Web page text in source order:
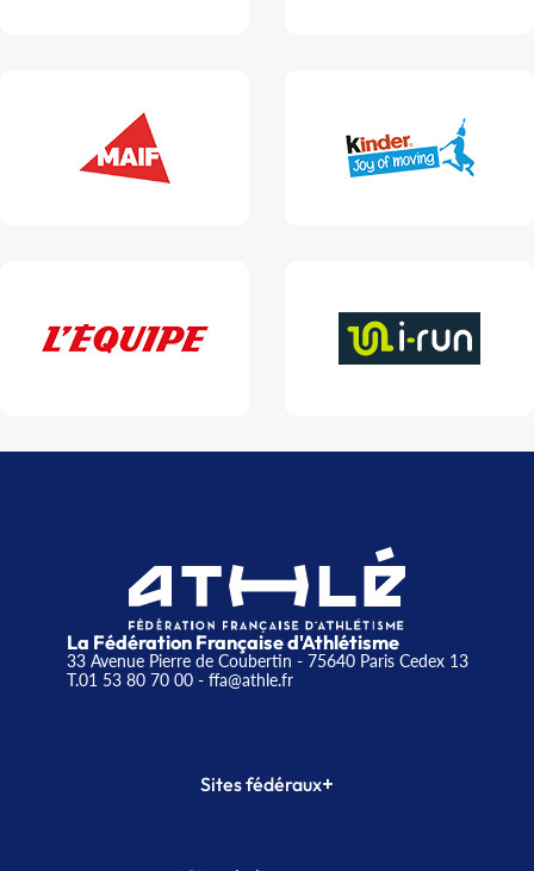
La Fédération Française d'Athlétisme
33 Avenue Pierre de Coubertin - 75640 Paris Cedex 13
T.01 53 80 70 00- ffa@athle.fr
Sites fédéraux+